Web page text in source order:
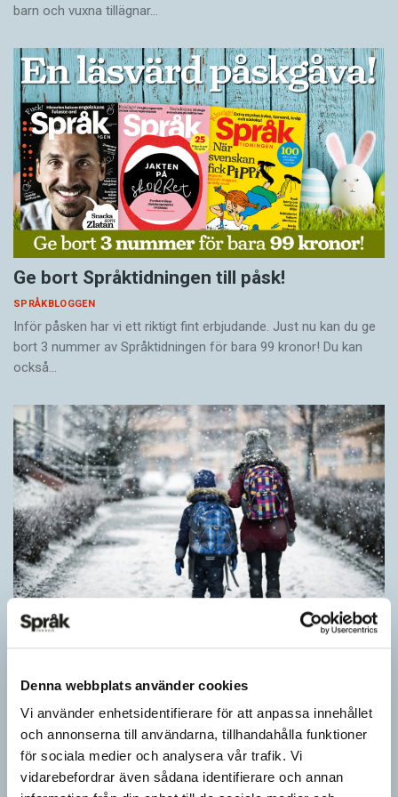
Denna webbplats använder cookies
Vi använder enhetsidentifierare för att anpassa innehållet
och annonserna till användarna, tillhandahålla funktioner
för sociala medier och analysera vår trafik. Vi
vidarebefordrar även sådana identifierare och annan
barn och vuxna tillägnar…
Ge bort Språktidningen till påsk!
SPRÅKBLOGGEN
Inför påsken har vi ett riktigt fint erbjudande. Just nu kan du ge
bort 3 nummer av Språktidningen för bara 99 kronor! Du kan
också…
Grundsärskola byter namn till anpassad grundskola och
gymnasiesärskolan till anpassad gymnasieskola. En som har
stor del i att detta namnbyte sker är artonåriga Leo Lust…